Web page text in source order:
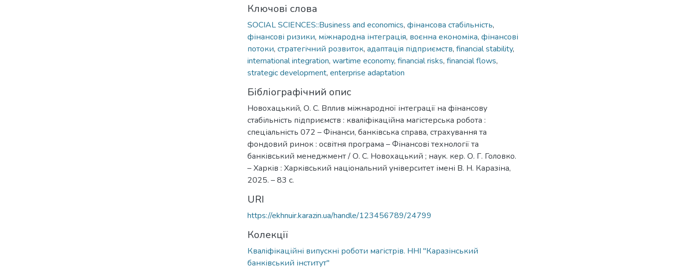
Ключові слова
SOCIAL SCIENCES::Business and economics, фінансова стабільність,
фінансові ризики, міжнародна інтеграція, воєнна економіка, фінансові
потоки, стратегічний розвиток, адаптація підприємств, financial stability,
international integration, wartime economy, financial risks, financial flows,
strategic development, enterprise adaptation
Бібліографічний опис
Новохацький, О. С. Вплив міжнародної інтеграції на фінансову
стабільність підприємств : кваліфікаційна магістерська робота :
спеціальність 072 – Фінанси, банківська справа, страхування та
фондовий ринок : освітня програма – Фінансові технології та
банківський менеджмент / О. С. Новохацький ; наук. кер. О. Г. Головко.
– Харків : Харківський національний університет імені В. Н. Каразіна,
2025. – 83 с.
URI
https://ekhnuir.karazin.ua/handle/123456789/24799
Колекції
Кваліфікаційні випускні роботи магістрів. ННІ "Каразінський
банківський інститут"